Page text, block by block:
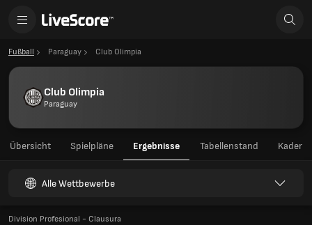
Fußball Paraguay Club Olimpia
Club Olimpia
Paraguay
Übersicht Spielpläne Ergebnisse Tabellenstand Kader
Alle Wettbewerbe
Division Profesional - Clausura